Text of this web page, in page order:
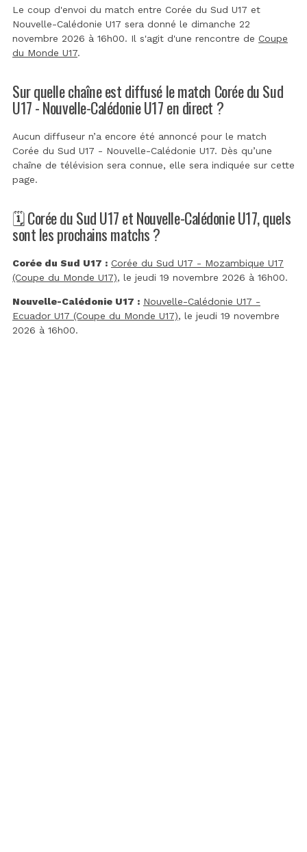
Le coup d'envoi du match entre Corée du Sud U17 et
Nouvelle-Calédonie U17 sera donné le dimanche 22
novembre 2026 à 16h00. Il s'agit d'une rencontre de Coupe
du Monde U17.
Sur quelle chaîne est diffusé le match Corée du Sud
U17 - Nouvelle-Calédonie U17 en direct ?
Aucun diffuseur n’a encore été annoncé pour le match
Corée du Sud U17 - Nouvelle-Calédonie U17. Dès qu’une
chaîne de télévision sera connue, elle sera indiquée sur cette
page.
🗓️ Corée du Sud U17 et Nouvelle-Calédonie U17, quels
sont les prochains matchs ?
Corée du Sud U17 : Corée du Sud U17 - Mozambique U17
(Coupe du Monde U17), le jeudi 19 novembre 2026 à 16h00.
Nouvelle-Calédonie U17 : Nouvelle-Calédonie U17 -
Ecuador U17 (Coupe du Monde U17), le jeudi 19 novembre
2026 à 16h00.